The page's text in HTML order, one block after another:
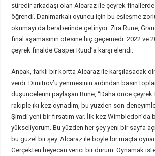
süredir arkadaşı olan Alcaraz ile çeyrek finallerde
öğrendi. Danimarkalı oyuncu için bu eşleşme
okumayı da beraberinde getiriyor. Zira Rune,
final aşamasının ötesine hiç geçemedi. 2022 ve
çeyrek finalde Casper Ruud’a karşı elendi.
Ancak, farklı bir kortta Alcaraz ile karşılaşacak
verdi. Dimitrov’u yenmesinin ardından basın
düşüncelerini paylaşan Rune, “Daha önce çeyrek
rakiple iki kez oynadım, bu yüzden son
Şimdi yeni bir fırsatım var. İlk kez Wimbledon’da
yükseliyorum. Bu yüzden her şey yeni bir sayfa
bu güzel bir şey. Alcaraz ile böyle bir maçta
Gerçekten heyecan verici bir durum. Oynamak